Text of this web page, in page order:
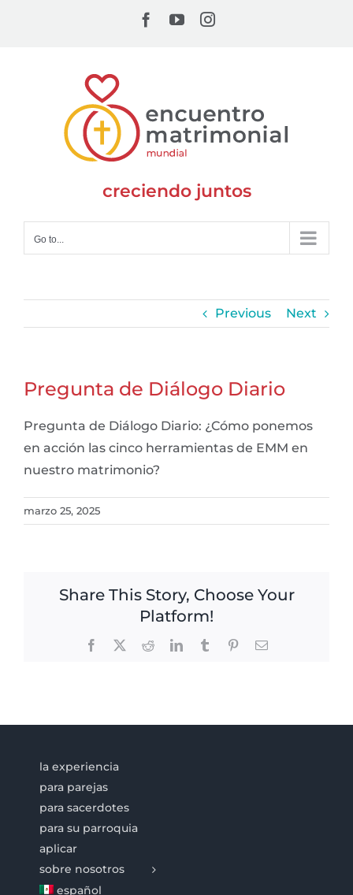
Facebook
YouTubeInstagram
creciendo juntos
Go to...
Previous Next
Pregunta de Diálogo Diario
Pregunta de Diálogo Diario: ¿Cómo ponemos
en acción las cinco herramientas de EMM en
nuestro matrimonio?
marzo 25, 2025
Share This Story, Choose Your
Platform!
Facebook RedditLinkedInTumblr PinterestEmail
la experiencia
para parejas
para sacerdotes
para su parroquia
aplicar
sobre nosotros
español